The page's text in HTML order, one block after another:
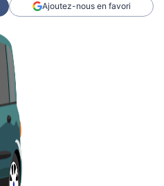
Ajoutez-nous en favori